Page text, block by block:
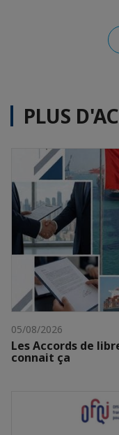
PLUS
05/08/2026
Les Accords de
connait ça